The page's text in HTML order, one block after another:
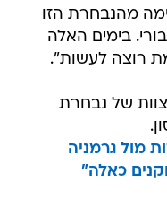
מהנבחרת הזו
בימים האלה
רוצה לעשות".
של נבחרת
מול גרמניה
כאלה"